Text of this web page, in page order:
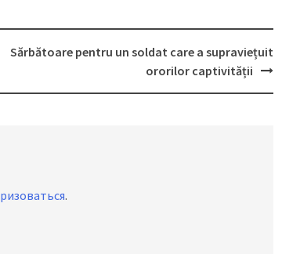
Sărbătoare pentru un soldat care a supraviețuit
ororilor captivității
.